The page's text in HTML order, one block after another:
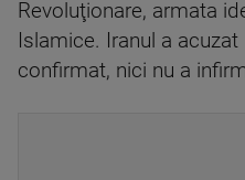
Revoluţionare, armata
Islamice. Iranul a
confirmat, nici nu a